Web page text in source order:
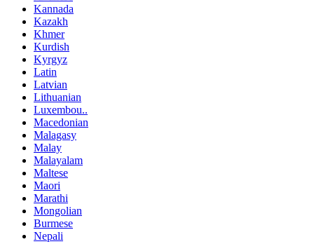
Kannada
Kazakh
Khmer
Kurdish
Kyrgyz
Latin
Latvian
Lithuanian
Luxembou..
Macedonian
Malagasy
Malay
Malayalam
Maltese
Maori
Marathi
Mongolian
Burmese
Nepali